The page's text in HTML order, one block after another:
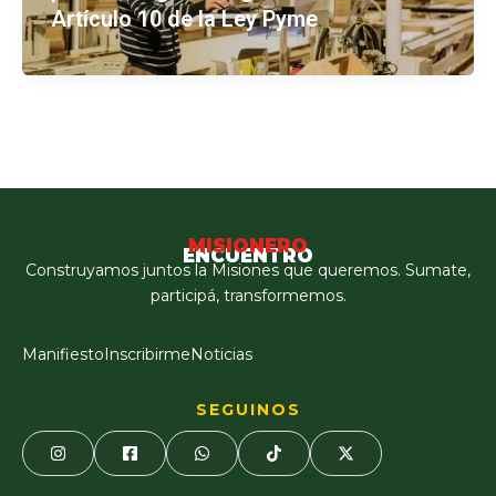
Artículo 10 de la Ley Pyme
ENCUENTRO
MISIONERO
Construyamos juntos la Misiones que queremos. Sumate,
participá, transformemos.
ManifiestoInscribirmeNoticias
SEGUINOS